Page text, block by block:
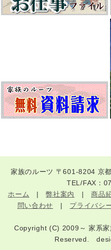
家族のルーツ 〒601-8204 京
TEL/FAX：
ホーム
|弊社案内 |商品
問い合わせ | プライバシ
Copyright (C) 2009～ 家系
Reserved.